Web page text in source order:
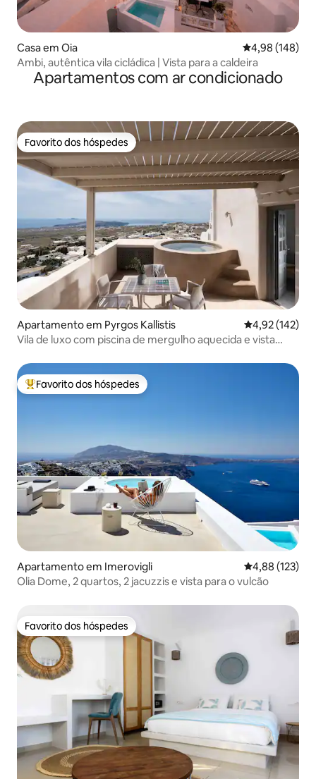
Casa em Oia Classificação
4,98 (148)
Ambi, autêntica vila cicládica | Vista para a caldeira
Apartamentos com ar condicionado
Favorito dos hóspedes
Favorito dos hóspedes
Apartamento em Pyrgos Kallistis Classificação
4,92 (142)
Vila de luxo com piscina de mergulho aquecida e vista
Favoritos dos hóspedes mais apreciados
Favorito dos hóspedes
Apartamento em Imerovigli Classificação
4,88 (123)
Olia Dome, 2 quartos, 2 jacuzzis e vista para o vulcão
Favorito dos hóspedes
Favorito dos hóspedes